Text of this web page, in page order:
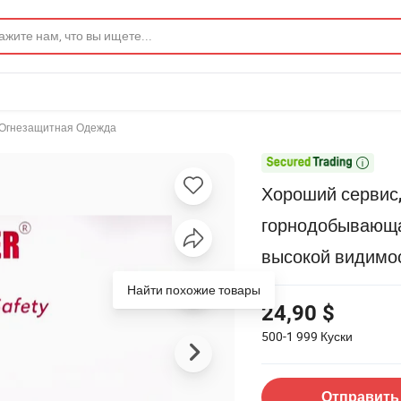
Одежда

Хороший
высокой
24,90 $
500-1 999 Куски
Найти похожие товары